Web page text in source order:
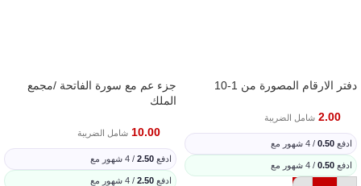
دفتر الارقام المصورة من 1-10
2.00 شامل الضريبة
ادفع 0.50 / 4 شهور مع
ادفع 0.50 / 4 شهور مع
جزء عم مع سورة الفاتحة /مجمع
الملك
10.00 شامل الضريبة
ادفع 2.50 / 4 شهور مع
ادفع 2.50 / 4 شهور مع